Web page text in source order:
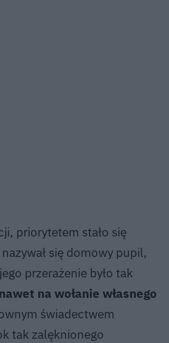
priorytetem stało się
się domowy pupil,
przerażenie było tak
na wołanie własnego
świadectwem
tak zalęknionego